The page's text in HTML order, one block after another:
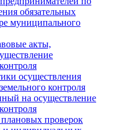
обязательных
муниципального
акты,
осуществления
контроля
на осуществление
проверок